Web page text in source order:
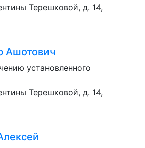
Терешковой, д. 14,
Ашотович
установленного
Терешковой, д. 14,